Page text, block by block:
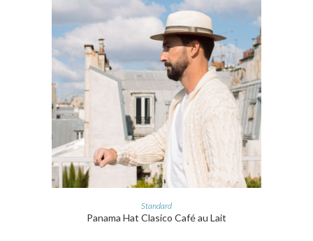
CHOIX DES OPTIONS
Standard
Panama Hat Clasico Café au Lait